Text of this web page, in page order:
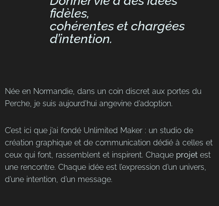
fidèles,
cohérentes et chargées
d’intention.
Née en Normandie, dans un coin discret aux portes du
Perche, je suis aujourd’hui angevine d’adoption.
C’est ici que j’ai fondé Unlimited Maker : un studio de
création graphique et de communication dédié à celles et
ceux qui font, rassemblent et inspirent. Chaque projet est
une rencontre. Chaque idée est l’expression d’un univers,
d’une intention, d’un message.